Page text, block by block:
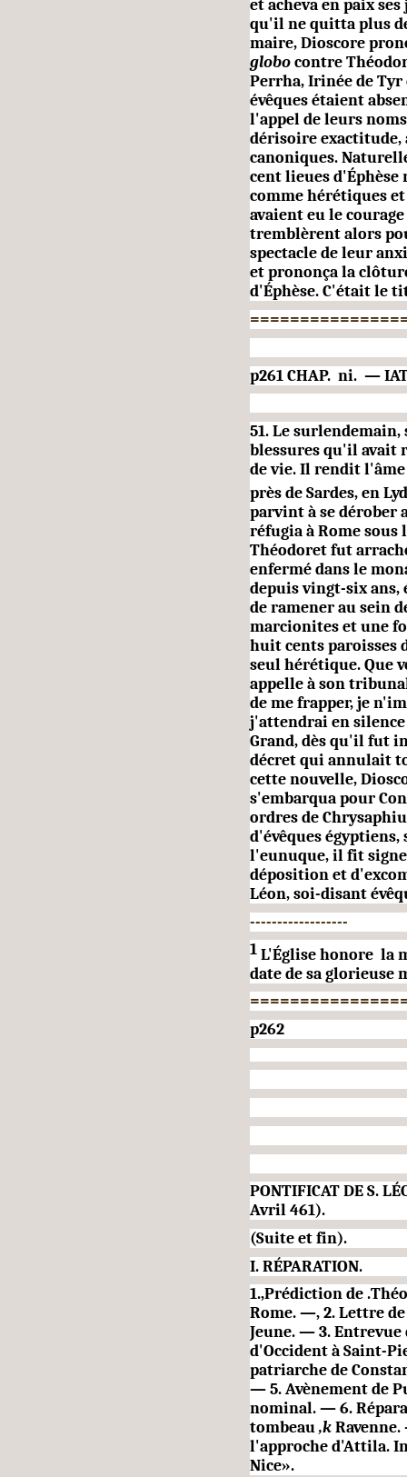
et acheva en paix
qu'il ne quitta plus
maire, Dioscore
globocontre
Perrha, Irinée de Tyr
évêques étaient
l'appel de leurs
dérisoire exactitude,
canoniques.
cent lieues d'Éphèse
comme hérétiques
avaient eu le
tremblèrent alors
spectacle de leur
et prononça la
d'Éphèse. C'était le
p261 CHAP. ni. —
51. Le
blessures qu'il avait
de vie. Il rendit
près de Sardes, en
parvint à se dérober
réfugia à Rome sous
Théodoret fut
enfermé dans le
depuis vingt-six ans,
de ramener au sein
marcionites et une
huit cents paroisses
seul hérétique. Que
appelle à son
de me frapper, je
j'attendrai en silence
Grand, dès qu'il fut
décret qui annulait
cette nouvelle,
s'embarqua pour
ordres de
d'évêques égyptiens,
l'eunuque, il fit
déposition et
Léon, soi-disant
------------------
1L'Église honore la
date de sa glorieuse
p262
PONTIFICAT DE S.
Avril 461).
(Suite et fin).
I.RÉPARATION.
1.,Prédiction de
Rome. —, 2. Lettre
Jeune. — 3. Entrevue
d'Occident à Saint-
patriarche de
— 5. Avènementde
nominal. — 6.
tombeau,k
l'approche d'Attila.
Nice».